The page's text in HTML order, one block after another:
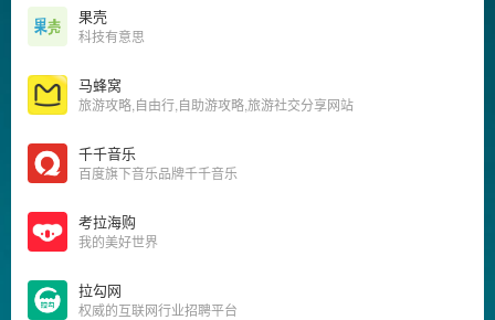
果壳
科技有意思
马蜂窝
旅游攻略,自由行,自助游攻略,旅游社交分享网站
千千音乐
百度旗下音乐品牌千千音乐
考拉海购
我的美好世界
拉勾网
权威的互联网行业招聘平台